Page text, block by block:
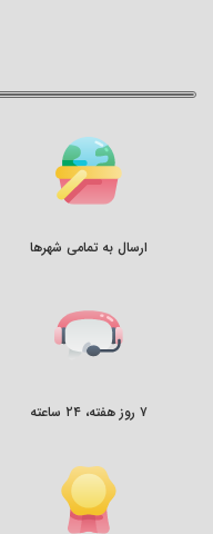
ارسال به تمامی شهرها
۷ روز هفته، ۲۴ ساعته